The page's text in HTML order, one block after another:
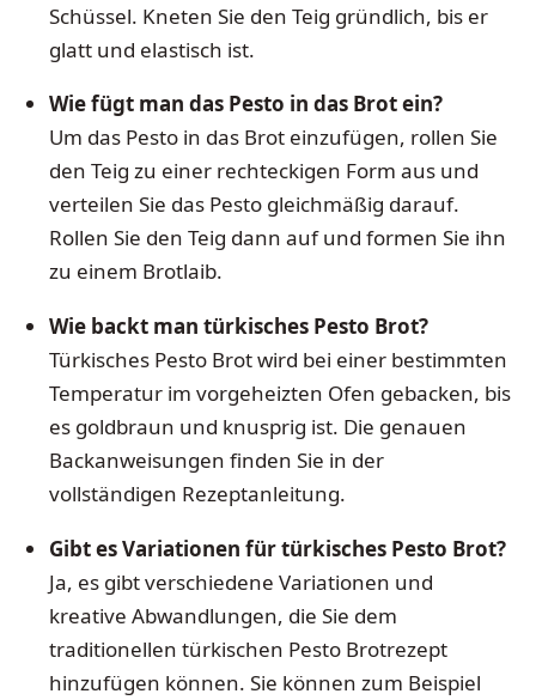
Schüssel. Kneten Sie den Teig gründlich, bis er
glatt und elastisch ist.
Wie fügt man das Pesto in das Brot ein?
Um das Pesto in das Brot einzufügen, rollen Sie
den Teig zu einer rechteckigen Form aus und
verteilen Sie das Pesto gleichmäßig darauf.
Rollen Sie den Teig dann auf und formen Sie ihn
zu einem Brotlaib.
Wie backt man türkisches Pesto Brot?
Türkisches Pesto Brot wird bei einer bestimmten
Temperatur im vorgeheizten Ofen gebacken, bis
es goldbraun und knusprig ist. Die genauen
Backanweisungen finden Sie in der
vollständigen Rezeptanleitung.
Gibt es Variationen für türkisches Pesto Brot?
Ja, es gibt verschiedene Variationen und
kreative Abwandlungen, die Sie dem
traditionellen türkischen Pesto Brotrezept
hinzufügen können. Sie können zum Beispiel